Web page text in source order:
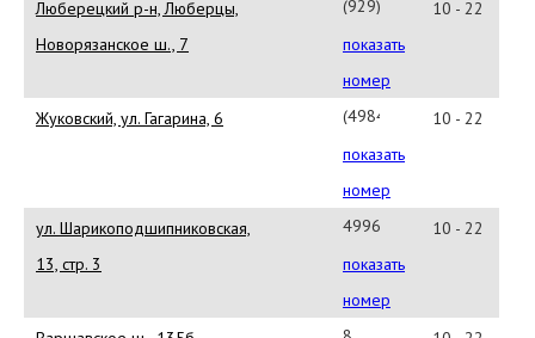
Люберецкий р-н, Люберцы,
Новорязанское ш., 7
(929)
512-
08-
14
показать
номер
10 - 22
Жуковский, ул. Гагарина, 6
(49848)
4-
21-
07
показать
номер
10 - 22
ул. Шарикоподшипниковская,
13, стр. 3
4996829182
доб
3410
показать
номер
10 - 22